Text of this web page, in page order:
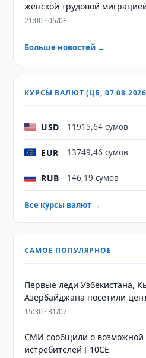
женской трудовой
21:00 · 06/08
Больше новостей →
КУРСЫ ВАЛЮТ (ЦБ,
USD 11915,64 сумов
EUR 13749,46 сумов
RUB 146,19 сумов
Все курсы валют →
САМОЕ ПОПУЛЯРНОЕ
Первые леди Узбекистана,
Азербайджана посетили
15:30 · 31/07
СМИ сообщили о возможной
истребителей J-10CE